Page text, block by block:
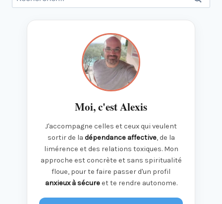
Moi, c'est Alexis
J'accompagne celles et ceux qui veulent
sortir de la dépendance affective, de la
limérence et des relations toxiques. Mon
approche est concrète et sans spiritualité
floue, pour te faire passer d'un profil
anxieux à sécureet te rendre autonome.